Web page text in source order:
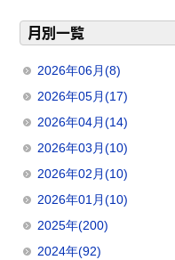
月別一覧
2026年06月(8)
2026年05月(17)
2026年04月(14)
2026年03月(10)
2026年02月(10)
2026年01月(10)
2025年(200)
2024年(92)